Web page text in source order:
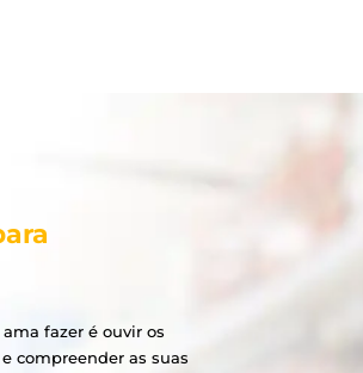
fazer é ouvir os
compreender as suas